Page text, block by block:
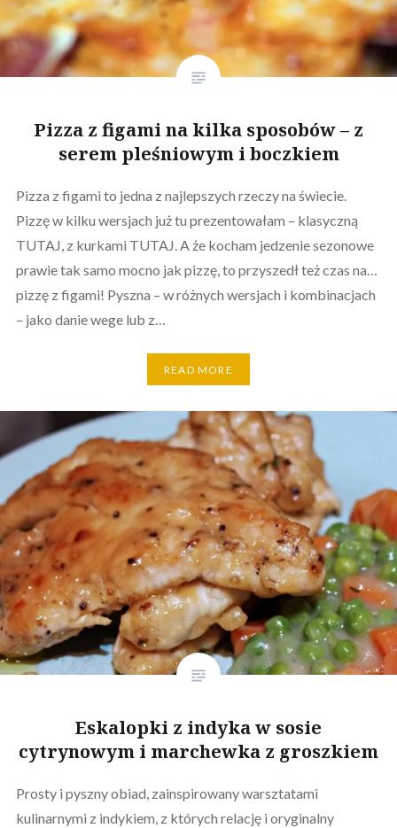
Pizza z figami na kilka sposobów – z
serem pleśniowym i boczkiem
Pizza z figami to jedna z najlepszych rzeczy na świecie.
Pizzę w kilku wersjach już tu prezentowałam – klasyczną
TUTAJ, z kurkami TUTAJ. A że kocham jedzenie sezonowe
prawie tak samo mocno jak pizzę, to przyszedł też czas na…
pizzę z figami! Pyszna – w różnych wersjach i kombinacjach
– jako danie wege lub z…
READ MORE
Eskalopki z indyka w sosie
cytrynowym i marchewka z groszkiem
Prosty i pyszny obiad, zainspirowany warsztatami
kulinarnymi z indykiem, z których relację i oryginalny